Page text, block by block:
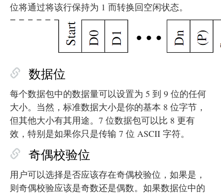
位将通过将该行保持为 1 而转换回空闲状态。
数据位
每个数据包中的数据量可以设置为 5 到 9 位的任何
大小。当然，标准数据大小是你的基本 8 位字节，
但其他大小有其用途。7 位数据包可以比 8 更有
效，特别是如果你只是传输 7 位 ASCII 字符。
奇偶校验位
用户可以选择是否应该存在奇偶校验位，如果是，
则奇偶校验应该是奇数还是偶数。如果数据位中的